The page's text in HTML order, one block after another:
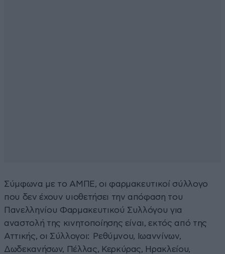
Σύμφωνα με το ΑΜΠΕ, οι φαρμακευτικοί σύλλογο
που δεν έχουν υιοθετήσει την απόφαση του
Πανελληνίου Φαρμακευτικού Συλλόγου για
αναστολή της κινητοποίησης είναι, εκτός από της
Αττικής, οι Σύλλογοι: Ρεθύμνου, Ιωαννίνων,
Δωδεκανήσων, Πέλλας, Κερκύρας, Ηρακλείου,